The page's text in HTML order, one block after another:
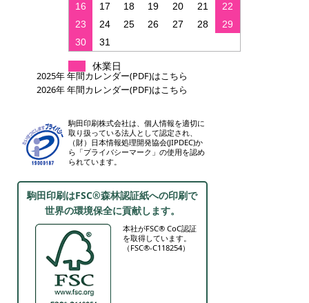
16
17 18 19 20 21
22
23
24 25 26 27 28
29
30
31
休業日
2025年 年間カレンダー(PDF)はこちら
2026年 年間カレンダー(PDF)はこちら
駒田印刷株式会社は、個人情報を適切に
取り扱っている法人として認定され、
（財）日本情報処理開発協会(JIPDEC)か
ら「プライバシーマーク」の使用を認め
られています。
駒田印刷はFSC®森林認証紙への印刷で
世界の環境保全に貢献します。
本社がFSC® CoC認証
を取得しています。
（FSC®-C118254）